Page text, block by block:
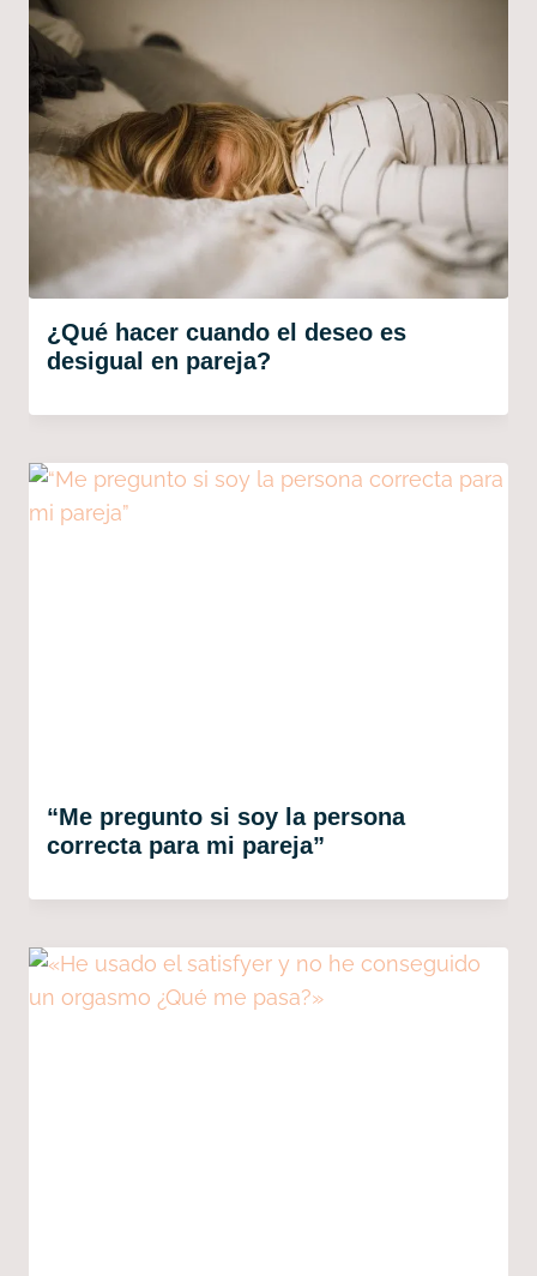
¿Qué hacer cuando el deseo es
desigual en pareja?
“Me pregunto si soy la persona
correcta para mi pareja”